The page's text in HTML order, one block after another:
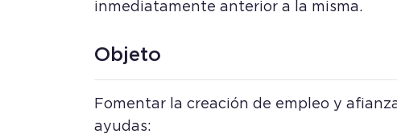
inmediatamente anterior a la misma.
Objeto
Fomentar la creación de empleo y
ayudas: